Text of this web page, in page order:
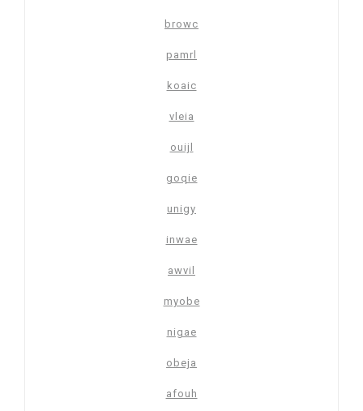
browc
pamrl
koaic
vleia
ouijl
goqie
unigy
inwae
awvil
myobe
nigae
obeja
afouh